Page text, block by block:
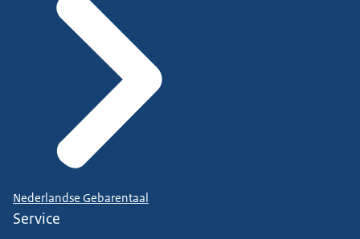
Nederlandse Gebarentaal
Service